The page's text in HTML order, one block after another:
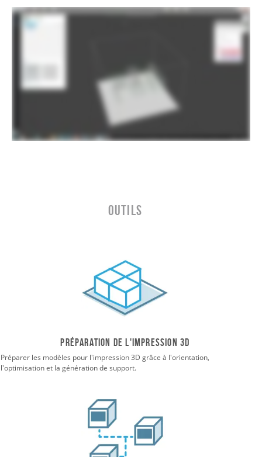
OUTILS
Préparation de l'impression 3D
Préparer les modèles pour l'impression 3D grâce à l'orientation,
l'optimisation et la génération de support.